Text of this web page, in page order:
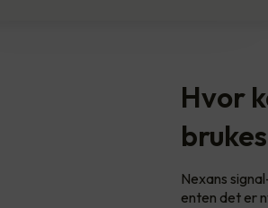
Hvor
Nexans
enten det er